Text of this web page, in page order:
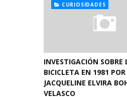
CURIOSIDADES
INVESTIGACIÓN SOBRE
BICICLETA EN 1981 POR
JACQUELINE ELVIRA
VELASCO